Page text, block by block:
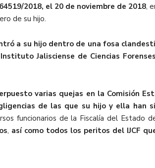
2018, el 20 de noviembre de 2018,
de su hijo.
a su hijo dentro de una fosa
Jalisciense de Ciencias Forenses
varias quejas en la Comisión
de las que su hijo y ella han
funcionarios de la Fiscalía del Estado
, así como todos los peritos del IJCF